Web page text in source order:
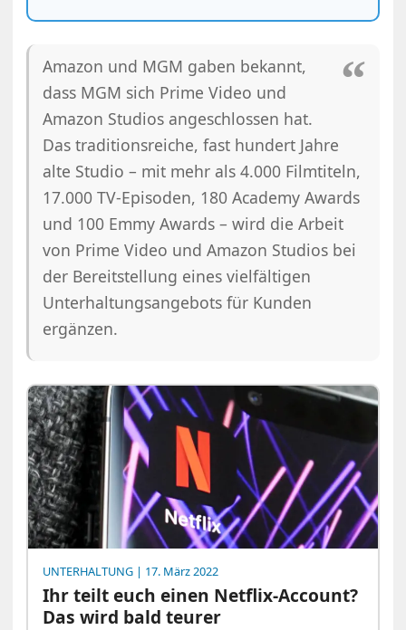
Amazon und MGM gaben bekannt,
dass MGM sich Prime Video und
Amazon Studios angeschlossen hat.
Das traditionsreiche, fast hundert Jahre
alte Studio – mit mehr als 4.000 Filmtiteln,
17.000 TV-Episoden, 180 Academy Awards
und 100 Emmy Awards – wird die Arbeit
von Prime Video und Amazon Studios bei
der Bereitstellung eines vielfältigen
Unterhaltungsangebots für Kunden
ergänzen.
UNTERHALTUNG | 17. März 2022
Ihr teilt euch einen Netflix-Account?
Das wird bald teurer